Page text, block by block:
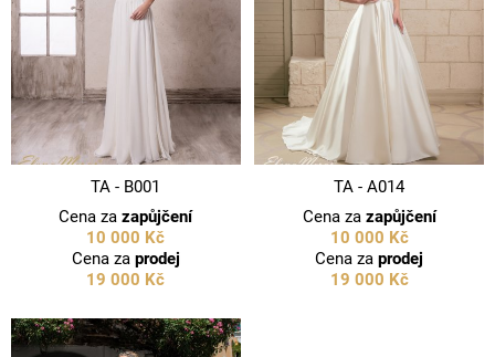
TA - B001
Cena zazapůjčení
10 000 Kč
Cena za prodej
19 000 Kč
TA - A014
Cena za zapůjčení
10 000 Kč
Cena zaprodej
19 000 Kč